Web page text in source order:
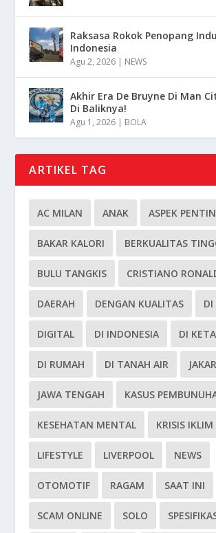
Raksasa Rokok Penopang
Indonesia
Agu 2, 2026 | NEWS
Akhir Era De Bruyne Di Man
Di Baliknya!
Agu 1, 2026 | BOLA
ARTIKEL TAG
AC MILAN ANAK ASPEK
BAKAR KALORI BERKUALITAS
BULU TANGKIS CRISTIANO
DAERAH DENGAN KUALITAS DI
DIGITAL DI INDONESIA DI
DI RUMAH DI TANAH AIR
JAWA TENGAH KASUS
KESEHATAN MENTAL KRISIS IKLIM
LIFESTYLE LIVERPOOL NEWS
OTOMOTIF RAGAM SAAT INI
SCAM ONLINE SOLO